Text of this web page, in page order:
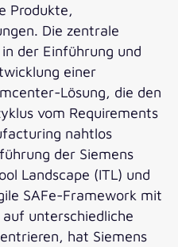
Produkte,
Die zentrale
der Einführung und
einer
Lösung, die den
vom Requirements
nahtlos
der Siemens
Landscape (ITL) und
SAFe-Framework mit
unterschiedliche
hat Siemens